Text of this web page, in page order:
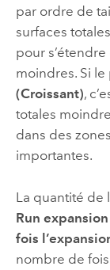
par ordre de
surfaces
pour
moindres. Si
(Croissant),
totales
dans des
importantes.
La quantité de
Run
fois
nombre de